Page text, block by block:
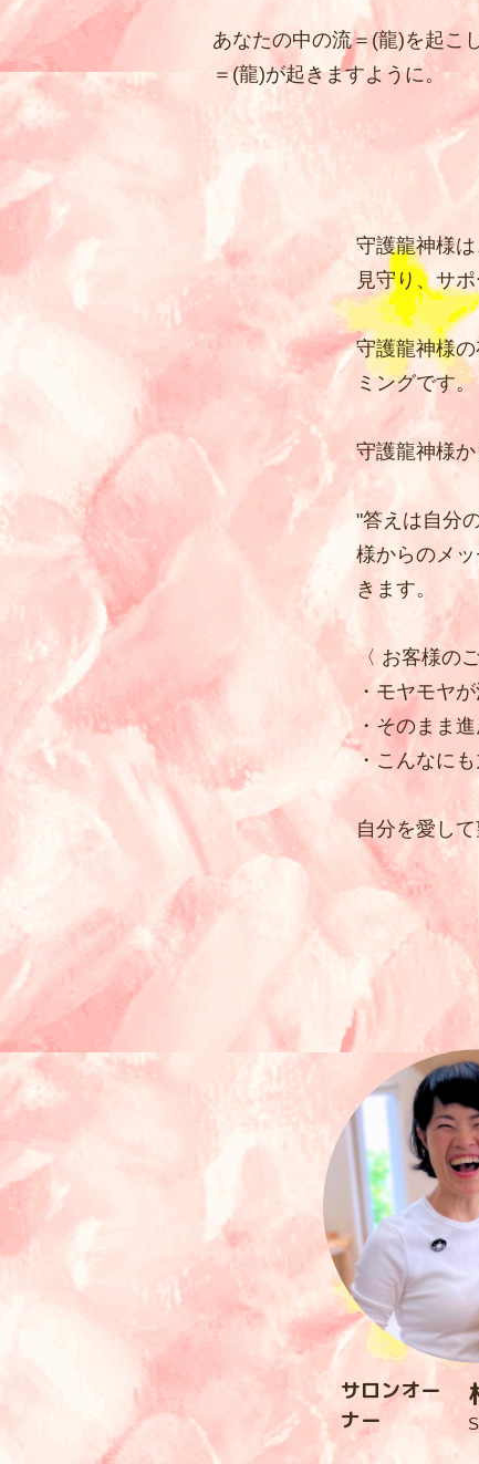
あなたの中の流＝(龍)を起こ
＝(龍)が起きますように。
守護龍神様
見守り、サ
守護龍神様
ミングです。
守護龍神様
"答えは自分
様からのメ
きます。
〈 お客様の
・モヤモヤ
・そのまま
・こんなに
自分を愛し
サロンオー
ナー